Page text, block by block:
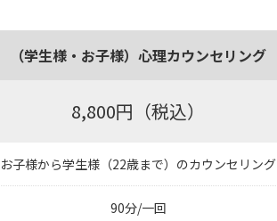
（学生様・お子様）心理カウンセリング
8,800円（税込）
お子様から学生様（22歳まで）のカウンセリング
90分/一回